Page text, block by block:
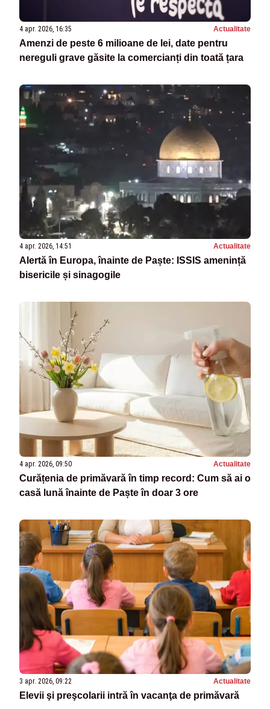
4 apr. 2026, 16:35 Actualitate
Amenzi de peste 6 milioane de lei, date pentru
nereguli grave găsite la comercianți din toată țara
4 apr. 2026, 14:51 Actualitate
Alertă în Europa, înainte de Paște: ISSIS amenință
bisericile și sinagogile
4 apr. 2026, 09:50 Actualitate
Curățenia de primăvară în timp record: Cum să ai o
casă lună înainte de Paște în doar 3 ore
3 apr. 2026, 09:22 Actualitate
Elevii şi preşcolarii intră în vacanţa de primăvară